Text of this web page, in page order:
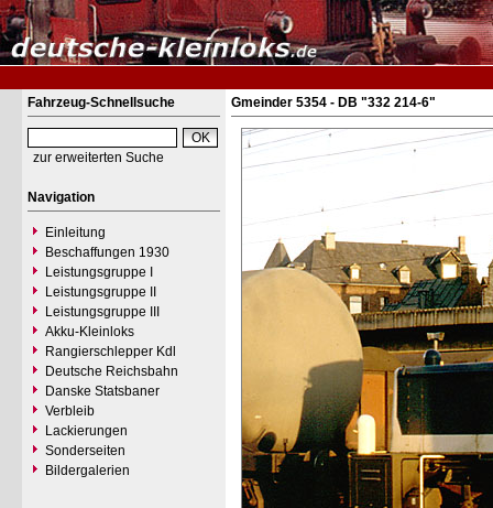
Fahrzeug-Schnellsuche
zur erweiterten Suche
Navigation
Einleitung
Beschaffungen 1930
Leistungsgruppe I
Leistungsgruppe II
Leistungsgruppe III
Akku-Kleinloks
Rangierschlepper Kdl
Deutsche Reichsbahn
Danske Statsbaner
Verbleib
Lackierungen
Sonderseiten
Bildergalerien
Gmeinder 5354 - DB "332 214-6"